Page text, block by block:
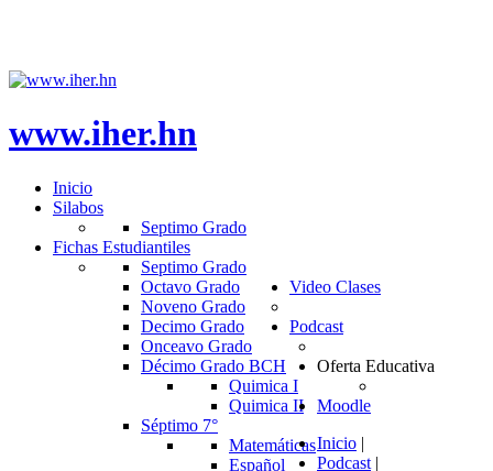
www.iher.hn
Inicio
Silabos
Septimo Grado
Fichas Estudiantiles
Septimo Grado
Octavo Grado
Noveno Grado
Decimo Grado
Onceavo Grado
Video Clases
Décimo Grado BCH
Quimica I
Quimica II
Séptimo 7°
Matemáticas
Español
Podcast
Oferta Educativa
Moodle
Inicio |
Podcast |